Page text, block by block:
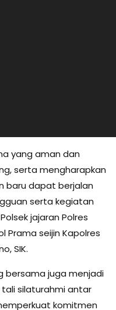
yang aman dan
serta mengharapkan
baru dapat berjalan
serta kegiatan
jajaran Polres
Prama seijin Kapolres
SIK.
bersama juga menjadi
silaturahmi antar
komitmen